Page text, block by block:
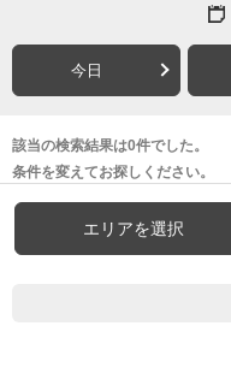
今日
該当の検索結果は0件でした。
条件を変えてお探しください。
エリアを選択